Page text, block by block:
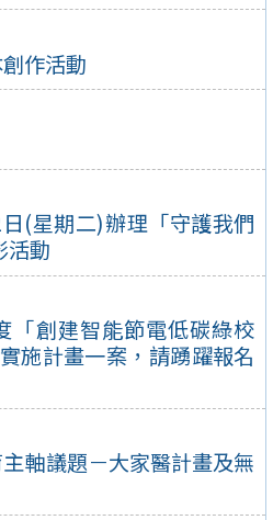
作活動
(星期二)辦理「守護我們
活動
「創建智能節電低碳綠校
施計畫一案，請踴躍報名
軸議題－大家醫計畫及無